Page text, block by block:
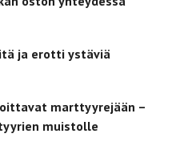
ja erotti ystäviä
marttyyrejään –
muistolle